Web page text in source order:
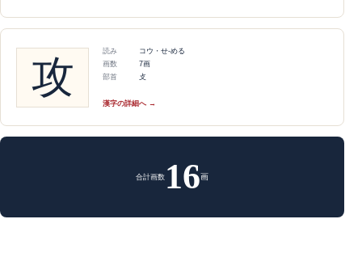
攻
読み
コウ・せ-める
画数
7画
部首
攴
漢字の詳細へ →
合計画数 16画